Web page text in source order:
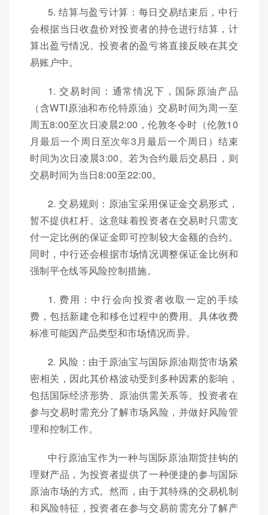
5. 结算与盈亏计算：每日交易结束后，中行
会根据当日收盘价对投资者的持仓进行结算，计
算出盈亏情况。投资者的盈亏将直接反映在其交
易账户中。
1. 交易时间：通常情况下，国际原油产品
（含WTI原油和布伦特原油）交易时间为周一至
周五8:00至次日凌晨2:00，伦敦冬令时（伦敦10
月最后一个周日至次年3月最后一个周日）结束
时间为次日凌晨3:00。若为合约最后交易日，则
交易时间为当日8:00至22:00。
2. 交易规则：原油宝采用保证金交易形式，
暂不提供杠杆。这意味着投资者在交易时只需支
付一定比例的保证金即可控制较大金额的合约。
同时，中行还会根据市场情况调整保证金比例和
强制平仓线等风险控制措施。
1. 费用：中行会向投资者收取一定的手续
费，包括新建仓和移仓过程中的费用。具体收费
标准可能因产品类型和市场情况而异。
2. 风险：由于原油宝与国际原油期货市场紧
密相关，因此其价格波动受到多种因素的影响，
包括国际经济形势、原油供需关系等。投资者在
参与交易时需充分了解市场风险，并做好风险管
理和控制工作。
中行原油宝作为一种与国际原油期货挂钩的
理财产品，为投资者提供了一种便捷的参与国际
原油市场的方式。然而，由于其特殊的交易机制
和风险特征，投资者在参与交易前需充分了解产